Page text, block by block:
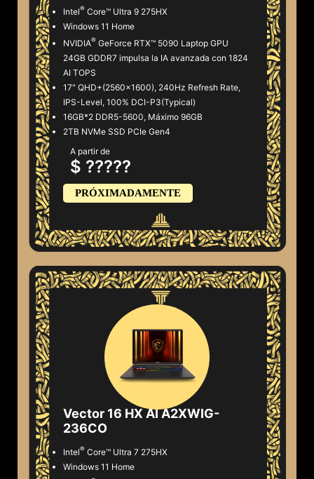
Intel® Core™ Ultra 9 275HX
Windows 11 Home
NVIDIA® GeForce RTX™ 5090 Laptop GPU
24GB GDDR7 impulsa la IA avanzada con 1824
AI TOPS
17" QHD+(2560x1600), 240Hz Refresh Rate,
IPS-Level, 100% DCI-P3(Typical)
16GB*2 DDR5-5600, Máximo 96GB
2TB NVMe SSD PCIe Gen4
A partir de
$ ?????
PRÓXIMADAMENTE
Vector 16 HX AI A2XWIG-
236CO
Intel® Core™ Ultra 7 275HX
Windows 11 Home